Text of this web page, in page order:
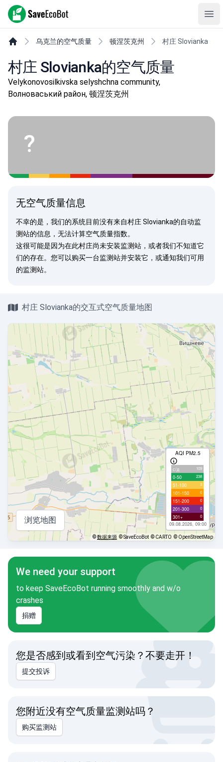
SaveEcoBot
乌克兰的空气质量 顿涅茨克州 村庄 Slovianka
村庄 Slovianka的空气质量
Velykonovosilkivska selyshchna community,
Волноваський район, 顿涅茨克州
?
无空气质量信息
不幸的是，我们的系统目前没有来自村庄 Slovianka的自动监
测站的信息，无法计算空气质量指数。
这很可能是因为在此村庄尚未安装监测站，或者我们不知道它
们的存在。您可以购买一台监测站并安装它，或通知我们可用
的监测站。
村庄 Slovianka的交互式空气质量地图
AQI PM2.5
с/д 109
0-50 238
51-100 3
101-150 0
151-200 0
201-300 0
301+ 0
09.08.2026, 09:00
浏览地图
©数据来源 © SaveEcoBot © CARTO © OpenStreetMap
We need your support
to keep SaveEcoBot running smoothly and w/o
crashes
捐赠
您是否感到或看到空气污染？不要走开！
提交投诉
您附近没有空气质量监测站吗？
购买监测站